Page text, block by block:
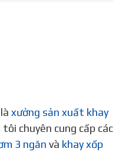
xưởng sản xuất khay
chuyên cung cấp các
3 ngăn và khay xốp